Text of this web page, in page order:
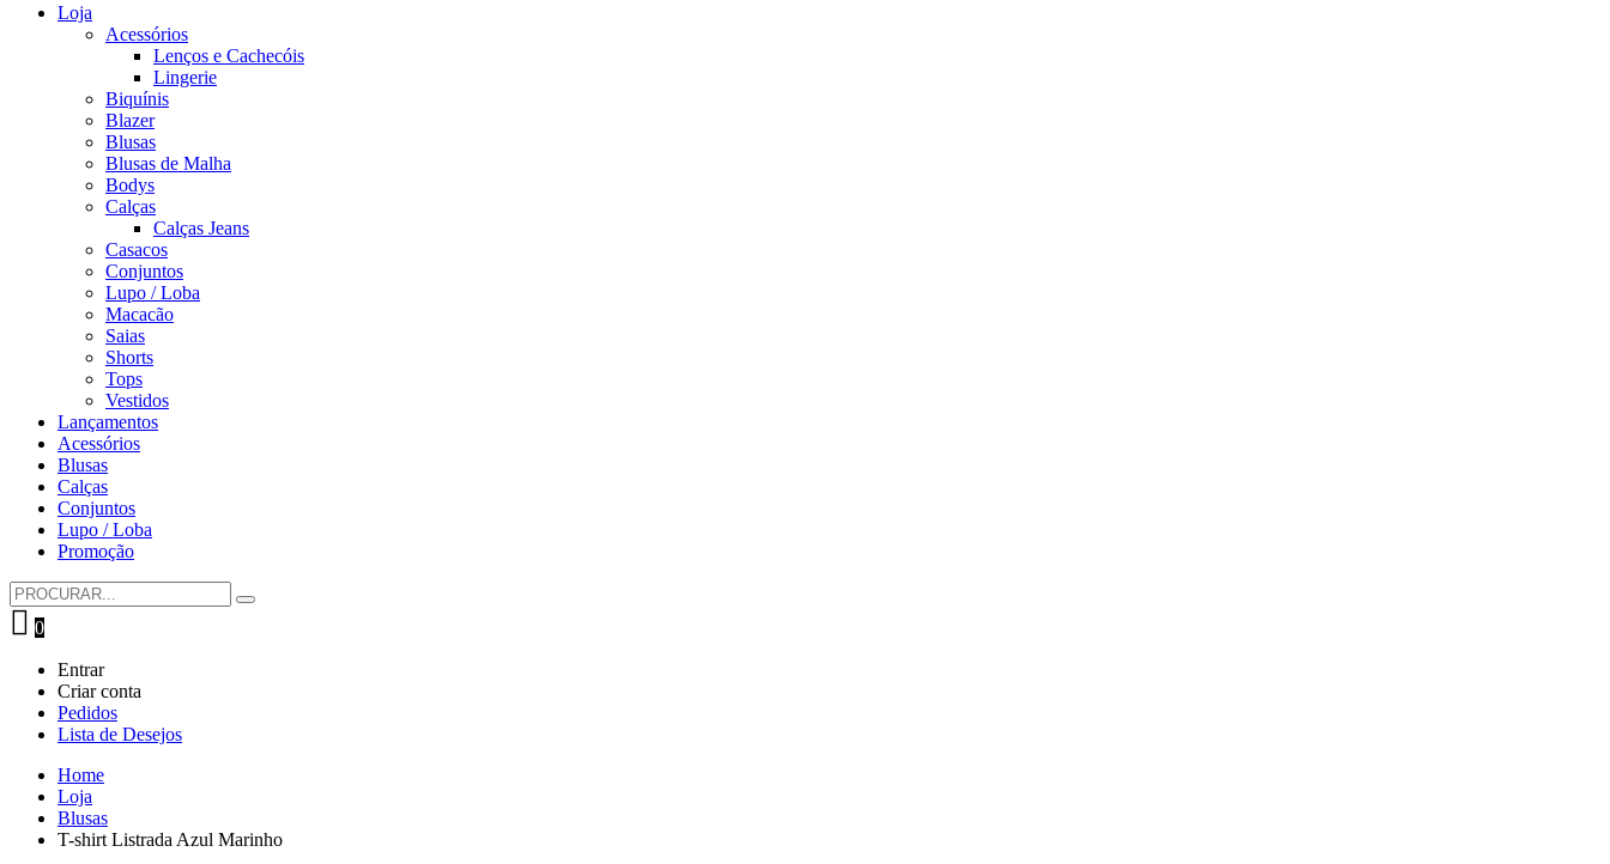
Loja
Acessórios
Lenços e Cachecóis
Lingerie
Biquínis
Blazer
Blusas
Blusas de Malha
Bodys
Calças
Calças Jeans
Casacos
Conjuntos
Lupo / Loba
Macacão
Saias
Shorts
Tops
Vestidos
Lançamentos
Acessórios
Blusas
Calças
Conjuntos
Lupo / Loba
Promoção
0
Entrar
Criar conta
Pedidos
Lista de Desejos
Home
Loja
Blusas
T-shirt Listrada Azul Marinho